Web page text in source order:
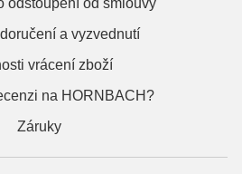
a vyzvednutí
vrácení zboží
na HORNBACH?
Záruky